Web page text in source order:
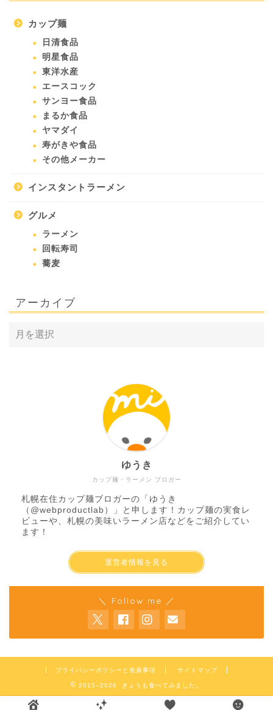
カップ麺
日清食品
明星食品
東洋水産
エースコック
サンヨー食品
まるか食品
ヤマダイ
寿がきや食品
その他メーカー
インスタントラーメン
グルメ
ラーメン
回転寿司
蕎麦
アーカイブ
カップ麺・ラーメン ブロガー
ゆうき
札幌在住カップ麺ブロガーの「ゆうき
（ @webproductlab ）」と申します！カップ麺の実食レ
ビューや、札幌の美味いラーメン店などをご紹介してい
ます！
運営者情報を見る
＼ Follow me ／
プライバシーポリシーと免責事項 サイトマップ
2015–2026 きょうも食べてみました。